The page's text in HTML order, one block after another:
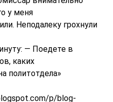
у меня
Неподалеку грохнули
— Поедете в
каких
политотдела»
p/blog-